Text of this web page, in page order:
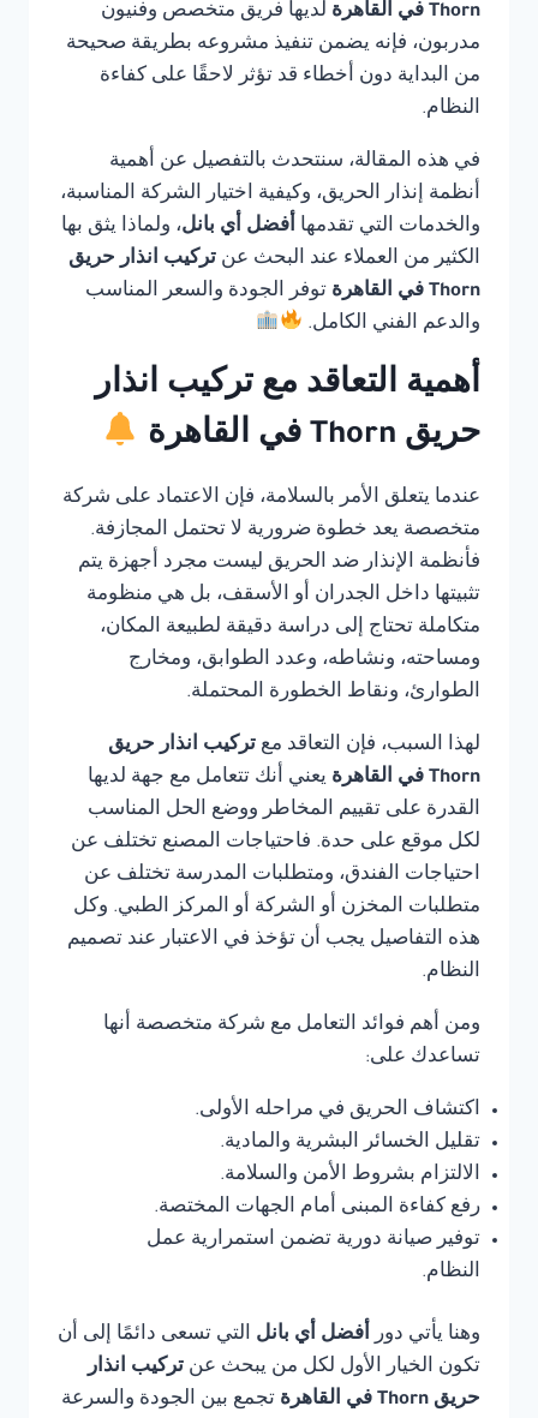
Thorn في القاهرة
لديها فريق متخصص وفنيون
مدربون، فإنه يضمن تنفيذ مشروعه بطريقة صحيحة
من البداية دون أخطاء قد تؤثر لاحقًا على كفاءة
النظام.
في هذه المقالة، سنتحدث بالتفصيل عن أهمية
أنظمة إنذار الحريق، وكيفية اختيار الشركة المناسبة،
والخدمات التي تقدمها أفضل أي بانل، ولماذا يثق بها
الكثير من العملاء عند البحث عن تركيب انذار حريق
Thorn في القاهرة
توفر الجودة والسعر المناسب
والدعم الفني الكامل.
أهمية التعاقد مع تركيب انذار
حريق Thorn في القاهرة
عندما يتعلق الأمر بالسلامة، فإن الاعتماد على شركة
متخصصة يعد خطوة ضرورية لا تحتمل المجازفة.
فأنظمة الإنذار ضد الحريق ليست مجرد أجهزة يتم
تثبيتها داخل الجدران أو الأسقف، بل هي منظومة
متكاملة تحتاج إلى دراسة دقيقة لطبيعة المكان،
ومساحته، ونشاطه، وعدد الطوابق، ومخارج
الطوارئ، ونقاط الخطورة المحتملة.
لهذا السبب، فإن التعاقد مع تركيب انذار حريق
Thorn في القاهرة
يعني أنك تتعامل مع جهة لديها
القدرة على تقييم المخاطر ووضع الحل المناسب
لكل موقع على حدة. فاحتياجات المصنع تختلف عن
احتياجات الفندق، ومتطلبات المدرسة تختلف عن
متطلبات المخزن أو الشركة أو المركز الطبي. وكل
هذه التفاصيل يجب أن تؤخذ في الاعتبار عند تصميم
النظام.
ومن أهم فوائد التعامل مع شركة متخصصة أنها
تساعدك على:
اكتشاف الحريق في مراحله الأولى.
تقليل الخسائر البشرية والمادية.
الالتزام بشروط الأمن والسلامة.
رفع كفاءة المبنى أمام الجهات المختصة.
توفير صيانة دورية تضمن استمرارية عمل
النظام.
وهنا يأتي دور أفضل أي بانل التي تسعى دائمًا إلى أن
تكون الخيار الأول لكل من يبحث عن تركيب انذار
حريق Thorn في القاهرة
تجمع بين الجودة والسرعة